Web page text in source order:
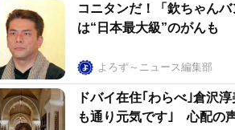
コニタンだ！「欽ちゃん
は“日本最大級”のがんも
よろず～ニュース編集部
ドバイ在住｢わらべ｣倉沢
も通り元気です｣ 心配の